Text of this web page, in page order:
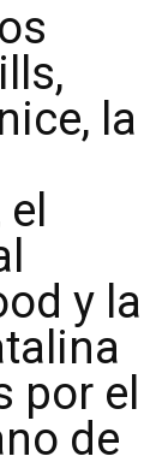
la
y la
por el
de